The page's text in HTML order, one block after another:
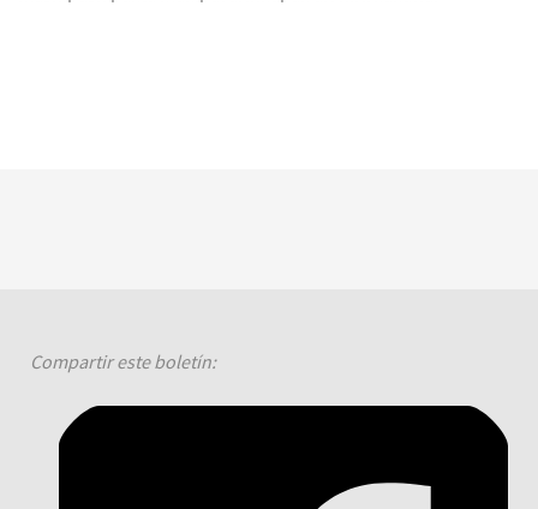
Compartir este boletín: